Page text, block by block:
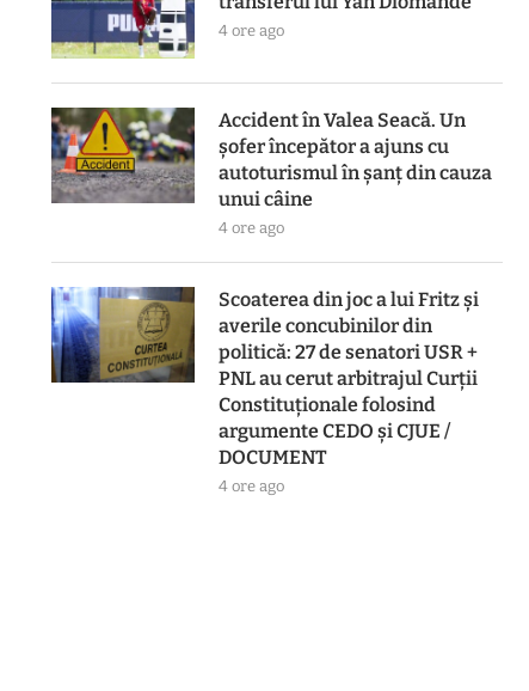
4 ore ago
Accident în Valea Seacă. Un
șofer începător a ajuns cu
autoturismul în șanț din cauza
unui câine
4 ore ago
Scoaterea din joc a lui Fritz și
averile concubinilor din
politică: 27 de senatori USR +
PNL au cerut arbitrajul Curții
Constituționale folosind
argumente CEDO și CJUE /
DOCUMENT
4 ore ago